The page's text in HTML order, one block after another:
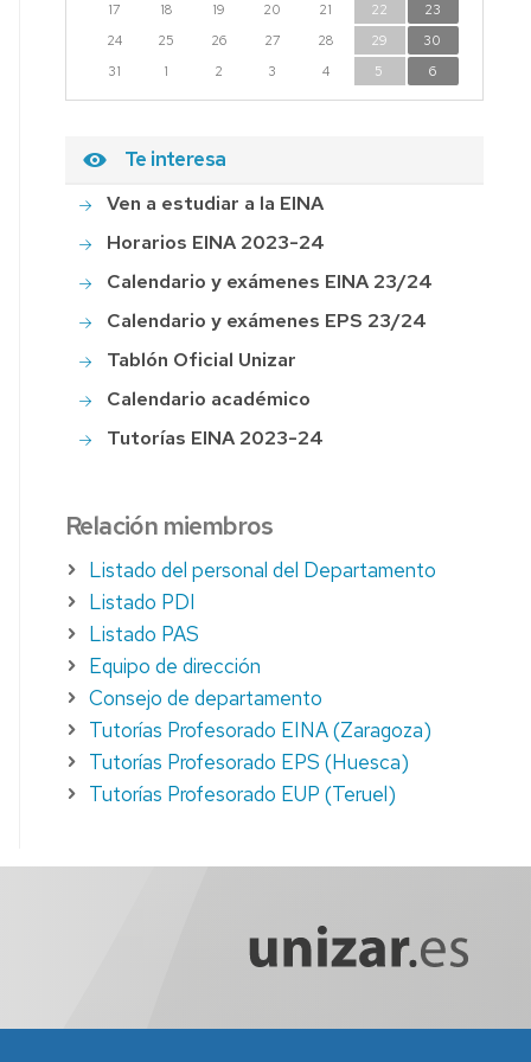
17
18 19 20 21 22
23
24
25 26 27 28 29
30
31
1 2 3 4 5 6
Te interesa
Ven a estudiar a la EINA
Horarios EINA 2023-24
Calendario y exámenes EINA 23/24
Calendario y exámenes EPS 23/24
Tablón Oficial Unizar
Calendario académico
Tutorías EINA 2023-24
Relación miembros
Listado del personal del Departamento
Listado PDI
Listado PAS
Equipo de dirección
Consejo de departamento
Tutorías Profesorado EINA (Zaragoza)
Tutorías Profesorado EPS (Huesca)
Tutorías Profesorado EUP (Teruel)